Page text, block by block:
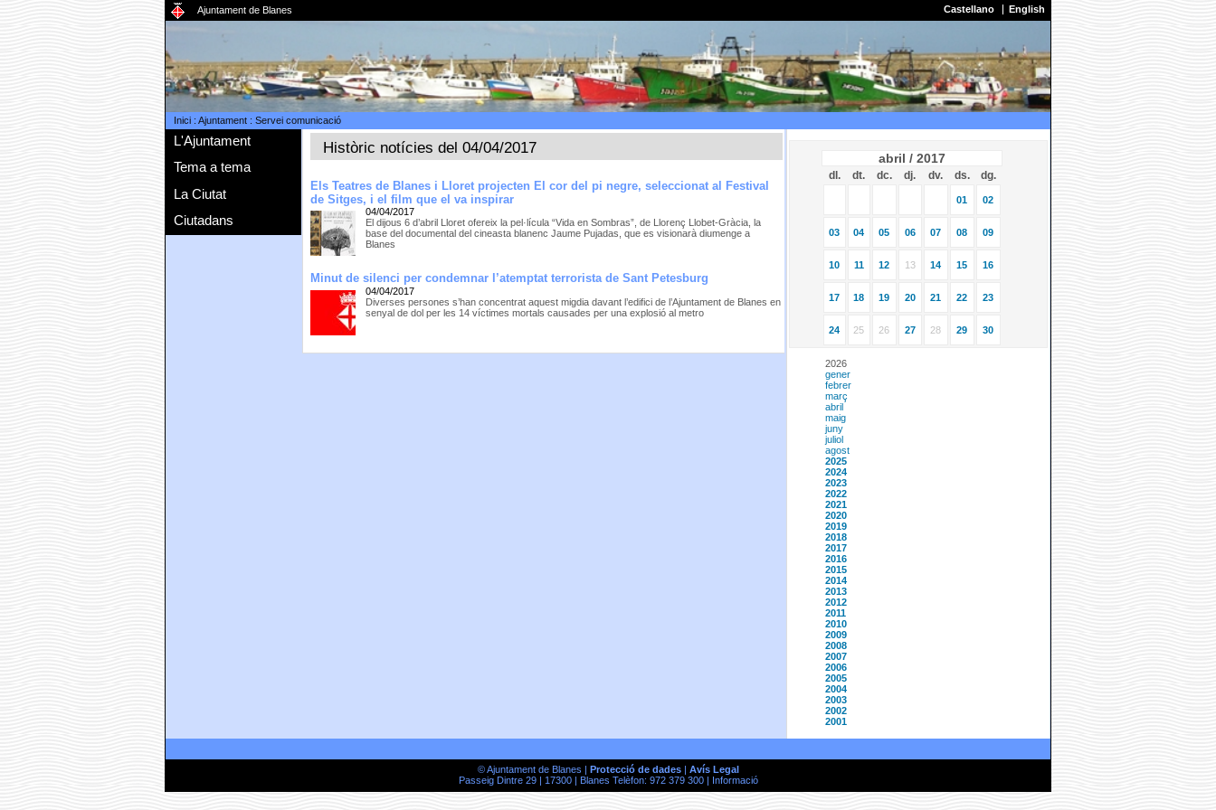
Ajuntament de Blanes Castellano English
Inici: Ajuntament: Servei comunicació
L'Ajuntament
Tema a tema
La Ciutat
Ciutadans
Històric notícies del 04/04/2017
Els Teatres de Blanes i Lloret projecten El cor del pi negre, seleccionat al Festival
de Sitges, i el film que el va inspirar
04/04/2017
El dijous 6 d’abril Lloret ofereix la pel·lícula “Vida en Sombras”, de Llorenç Llobet-Gràcia, la
base del documental del cineasta blanenc Jaume Pujadas, que es visionarà diumenge a
Blanes
Minut de silenci per condemnar l’atemptat terrorista de Sant Petesburg
04/04/2017
Diverses persones s’han concentrat aquest migdia davant l’edifici de l’Ajuntament de Blanes en
senyal de dol per les 14 víctimes mortals causades per una explosió al metro
abril / 2017
dl. dt. dc. dj. dv. ds. dg.
01 02
03 04 05 06 07 08 09
10 11 12 13 14 15 16
17 18 19 20 21 22 23
24 25 26 27 28 29 30
2026
gener
febrer
març
abril
maig
juny
juliol
agost
2025
2024
2023
2022
2021
2020
2019
2018
2017
2016
2015
2014
2013
2012
2011
2010
2009
2008
2007
2006
2005
2004
2003
2002
2001
© Ajuntament de Blanes | Protecció de dades| Avís Legal
Passeig Dintre 29 | 17300 | Blanes Telèfon: 972 379 300 |
Informació